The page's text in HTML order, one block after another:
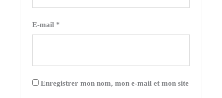
E-mail *
Enregistrer mon nom, mon e-mail et mon site